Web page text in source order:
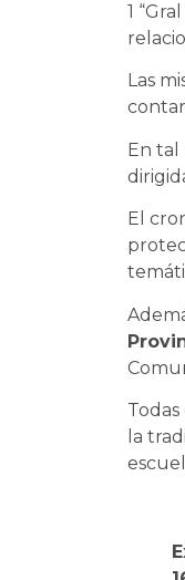
1
Las
En tal
El
la